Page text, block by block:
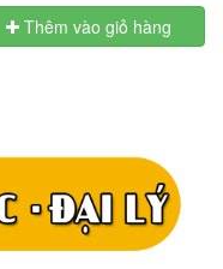
Thêm vào giỏ hàng